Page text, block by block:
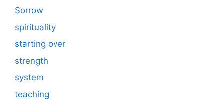
Sorrow
spirituality
starting over
strength
system
teaching